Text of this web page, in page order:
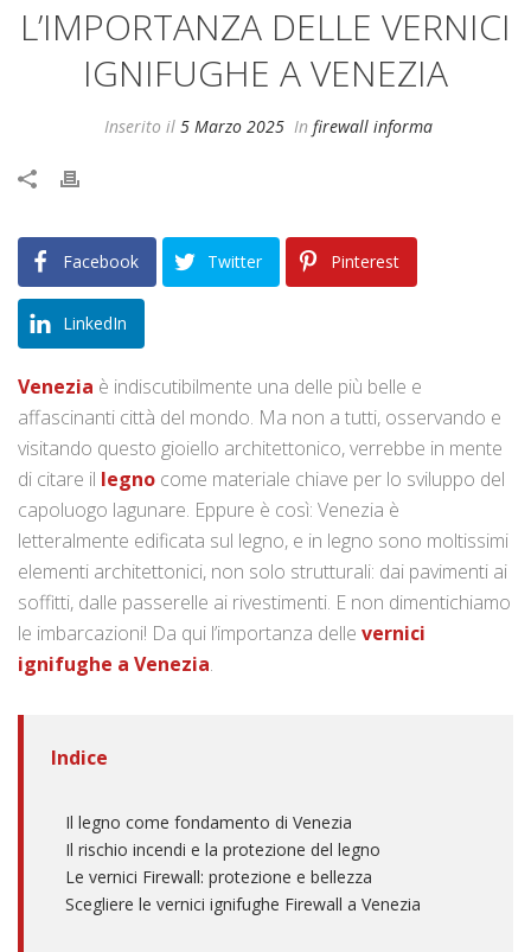
L’IMPORTANZA DELLE VERNICI
IGNIFUGHE A VENEZIA
Inserito il 5 Marzo 2025 In firewall informa
Facebook Twitter Pinterest
LinkedIn
Venezia è indiscutibilmente una delle più belle e
affascinanti città del mondo. Ma non a tutti, osservando e
visitando questo gioiello architettonico, verrebbe in mente
di citare il legno come materiale chiave per lo sviluppo del
capoluogo lagunare. Eppure è così: Venezia è
letteralmente edificata sul legno, e in legno sono moltissimi
elementi architettonici, non solo strutturali: dai pavimenti ai
soffitti, dalle passerelle ai rivestimenti. E non dimentichiamo
le imbarcazioni! Da qui l’importanza delle vernici
ignifughe a Venezia.
Indice
Il legno come fondamento di Venezia
Il rischio incendi e la protezione del legno
Le vernici Firewall: protezione e bellezza
Scegliere le vernici ignifughe Firewall a Venezia